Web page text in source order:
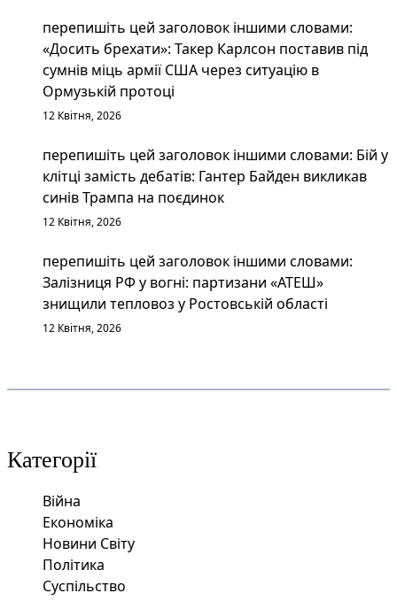
перепишіть цей заголовок іншими словами:
«Досить брехати»: Такер Карлсон поставив під
сумнів міць армії США через ситуацію в
Ормузькій протоці
12 Квітня, 2026
перепишіть цей заголовок іншими словами: Бій у
клітці замість дебатів: Гантер Байден викликав
синів Трампа на поєдинок
12 Квітня, 2026
перепишіть цей заголовок іншими словами:
Залізниця РФ у вогні: партизани «АТЕШ»
знищили тепловоз у Ростовській області
12 Квітня, 2026
Категорії
Війна
Економіка
Новини Світу
Політика
Суспільство